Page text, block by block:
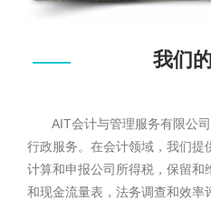
我们
AIT会计与管理服务有限公司
行政服务。在会计领域，我们提
计算和申报公司所得税，保留和
和现金流量表，法务调查和效率